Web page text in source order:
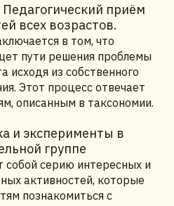
приём
всех возрастов.
в том, что
пути решения проблемы
исходя из собственного
Этот процесс отвечает
описанным в таксономии.
и эксперименты в
группе
собой серию интересных и
активностей, которые
познакомиться с